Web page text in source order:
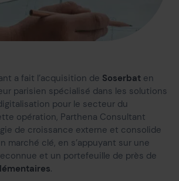
a fait l’acquisition de Soserbaten
parisien spécialisé dans les solutions
pour le secteur du
opération, Parthena Consultant
de croissance externe et consolide
marché clé, en s’appuyant sur une
et un portefeuille de près de
.